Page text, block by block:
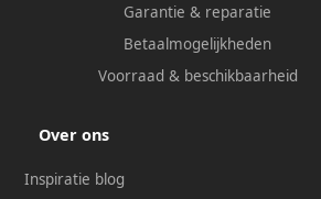
Garantie & reparatie
Betaalmogelijkheden
Voorraad & beschikbaarheid
Over ons
Inspiratie blog